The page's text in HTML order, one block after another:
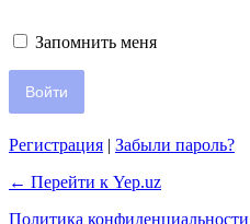
Запомнить меня
Регистрация | Забыли пароль?
← Перейти к Yep.uz
Политика конфиденциальности